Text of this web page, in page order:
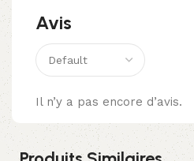
Avis
Il n’y a pas encore d’avis.